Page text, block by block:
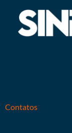
Contatos